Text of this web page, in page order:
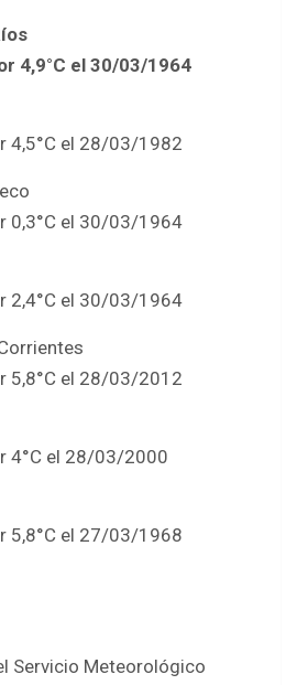
4,9°C el 30/03/1964
4,5°C el 28/03/1982
0,3°C el 30/03/1964
2,4°C el 30/03/1964
5,8°C el 28/03/2012
4°C el 28/03/2000
5,8°C el 27/03/1968
Servicio Meteorológico